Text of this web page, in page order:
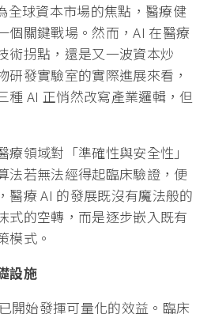
全球資本市場的焦點，醫療健
個關鍵戰場。然而，AI 在醫療
術拐點，還是又一波資本炒
研發實驗室的實際進展來看，
種 AI 正悄然改寫產業邏輯，但
領域對「準確性與安全性」
法若無法經得起臨床驗證，便
醫療 AI 的發展既沒有魔法般的
式的空轉，而是逐步嵌入既有
模式。
設施
開始發揮可量化的效益。臨床